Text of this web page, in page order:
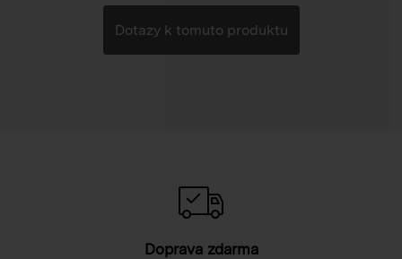
Dotazy k tomuto produktu
Doprava zdarma